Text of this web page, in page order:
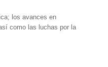
los avances en
como las luchas por la